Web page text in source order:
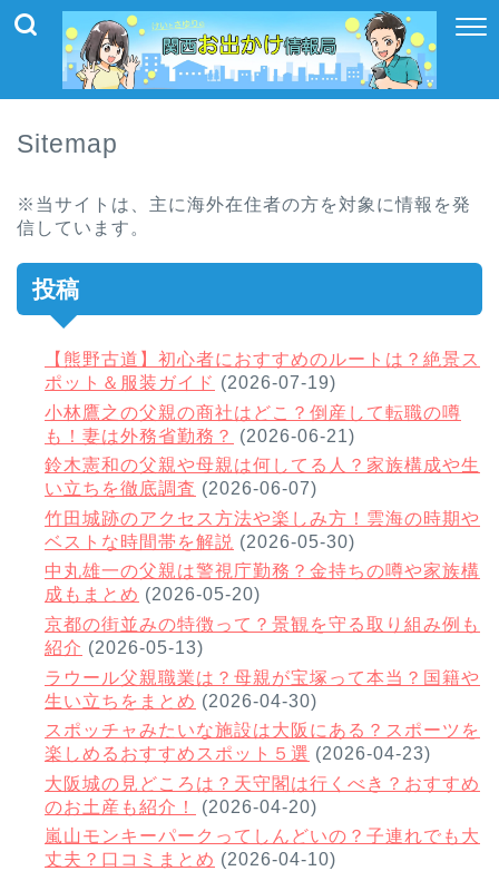
Sitemap
※当サイトは、主に海外在住者の方を対象に情報を発
信しています。
投稿
【熊野古道】初心者におすすめのルートは？絶景ス
ポット＆服装ガイド (2026-07-19)
小林鷹之の父親の商社はどこ？倒産して転職の噂
も！妻は外務省勤務？
(2026-06-21)
鈴木憲和の父親や母親は何してる人？家族構成や生
い立ちを徹底調査 (2026-06-07)
竹田城跡のアクセス方法や楽しみ方！雲海の時期や
ベストな時間帯を解説 (2026-05-30)
中丸雄一の父親は警視庁勤務？金持ちの噂や家族構
成もまとめ (2026-05-20)
京都の街並みの特徴って？景観を守る取り組み例も
紹介 (2026-05-13)
ラウール父親職業は？母親が宝塚って本当？国籍や
生い立ちをまとめ (2026-04-30)
スポッチャみたいな施設は大阪にある？スポーツを
楽しめるおすすめスポット５選 (2026-04-23)
大阪城の見どころは？天守閣は行くべき？おすすめ
のお土産も紹介！
(2026-04-20)
嵐山モンキーパークってしんどいの？子連れでも大
丈夫？口コミまとめ (2026-04-10)